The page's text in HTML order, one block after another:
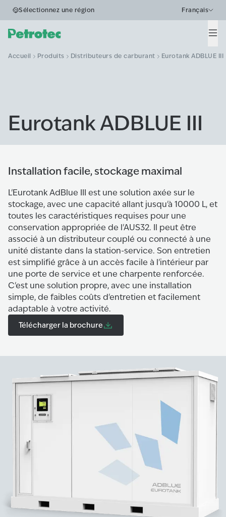
Sélectionnez une région Français
Accueil Produits Distributeurs de carburant Eurotank ADBLUE III
Eurotank ADBLUE III
Installation facile, stockage maximal
L'Eurotank AdBlue III est une solution axée sur le
stockage, avec une capacité allant jusqu'à 10000 L, et
toutes les caractéristiques requises pour une
conservation appropriée de l'AUS32. Il peut être
associé à un distributeur couplé ou connecté à une
unité distante dans la station-service. Son entretien
est simplifié grâce à un accès facile à l'intérieur par
une porte de service et une charpente renforcée.
C'est une solution propre, avec une installation
simple, de faibles coûts d'entretien et facilement
adaptable à votre activité.
Télécharger la brochure